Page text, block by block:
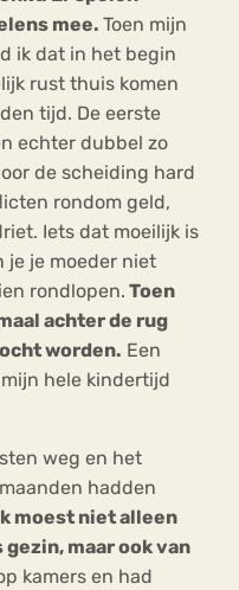
mee. Toen mijn
ik dat in het begin
rust thuis komen
tijd. De eerste
echter dubbel zo
de scheiding hard
rondom geld,
Iets dat moeilijk is
je je moeder niet
rondlopen. Toen
achter de rug
worden. Een
hele kindertijd
weg en het
hadden
moest niet alleen
maar ook van
kamers en had